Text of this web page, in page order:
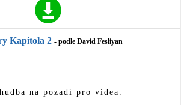
Kapitola 2 - podle David Fesliyan
na pozadí pro videa.